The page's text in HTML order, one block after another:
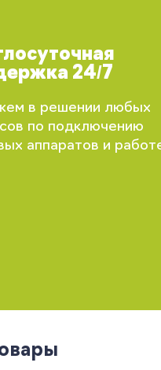
24/7
в решении любых
по подключению
аппаратов и